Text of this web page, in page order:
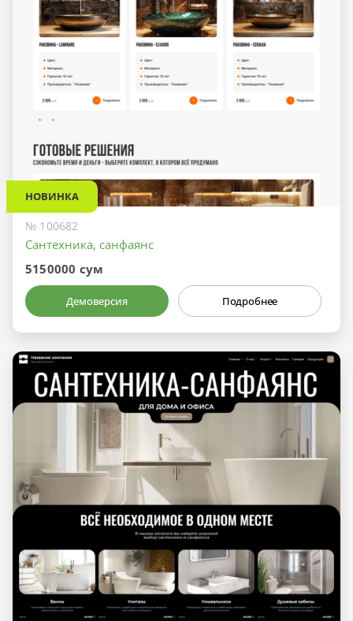
НОВИНКА
№ 100682
Сантехника, санфаянс
5150000 сум
Демоверсия Подробнее